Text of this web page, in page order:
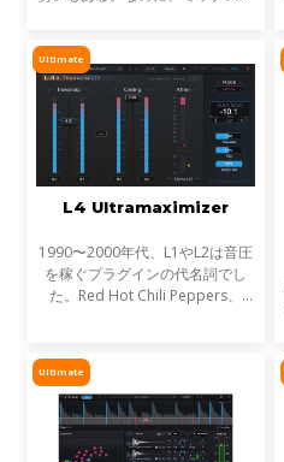
らです。これが音のマスキングと
言われる現象です。
Ultimate
L4 Ultramaximizer
1990〜2000年代、L1やL2は音圧
を稼ぐプラグインの代名詞でし
た。Red Hot Chili Peppers、
ウンドは世界を席巻しました。し
かし今、音楽は単なる音圧では
Ultimate